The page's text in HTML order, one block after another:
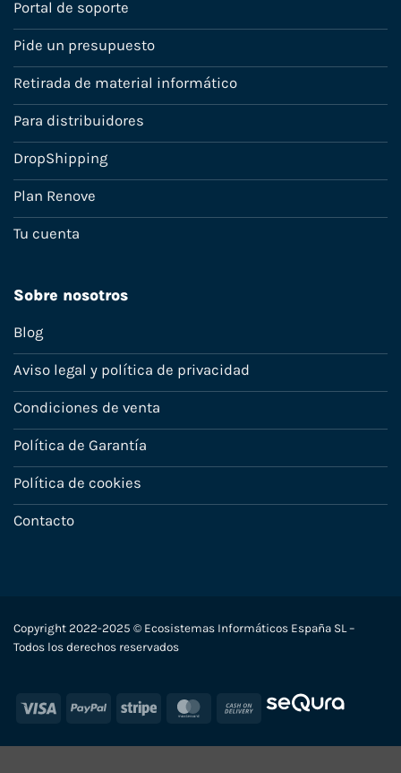
Portal de soporte
Pide un presupuesto
Retirada de material informático
Para distribuidores
DropShipping
Plan Renove
Tu cuenta
Sobre nosotros
Blog
Aviso legal y política de privacidad
Condiciones de venta
Política de Garantía
Política de cookies
Contacto
Copyright 2022-2025 © Ecosistemas Informáticos España SL –
Todos los derechos reservados
Visa PayPal Stripe MasterCard
Cash